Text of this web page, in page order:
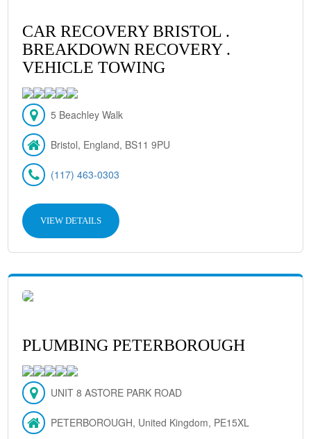
CAR RECOVERY BRISTOL .
BREAKDOWN RECOVERY .
VEHICLE TOWING
5 Beachley Walk
Bristol, England, BS11 9PU
(117) 463-0303
VIEW DETAILS
PLUMBING PETERBOROUGH
UNIT 8 ASTORE PARK ROAD
PETERBOROUGH, United Kingdom, PE15XL